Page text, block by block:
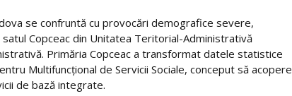
se confruntă cu provocări demografice severe,
Copceac din Unitatea Teritorial-Administrativă
Primăria Copceac a transformat datele statistice
Multifuncțional de Servicii Sociale, conceput să acopere
de bază integrate.